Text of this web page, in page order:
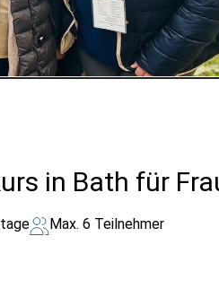
in Bath für
Max. 6 Teilnehmer